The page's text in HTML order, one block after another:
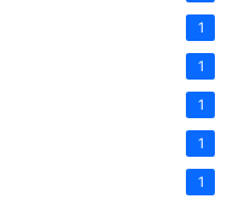
1
1
1
1
1